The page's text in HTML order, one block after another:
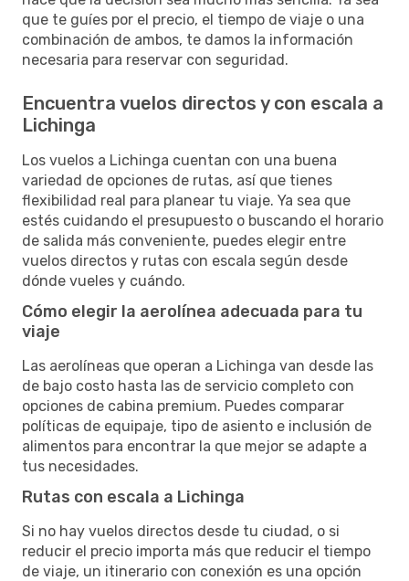
que te guíes por el precio, el tiempo de viaje o una
combinación de ambos, te damos la información
necesaria para reservar con seguridad.
Encuentra vuelos directos y con escala a
Lichinga
Los vuelos a Lichinga cuentan con una buena
variedad de opciones de rutas, así que tienes
flexibilidad real para planear tu viaje. Ya sea que
estés cuidando el presupuesto o buscando el horario
de salida más conveniente, puedes elegir entre
vuelos directos y rutas con escala según desde
dónde vueles y cuándo.
Cómo elegir la aerolínea adecuada para tu
viaje
Las aerolíneas que operan a Lichinga van desde las
de bajo costo hasta las de servicio completo con
opciones de cabina premium. Puedes comparar
políticas de equipaje, tipo de asiento e inclusión de
alimentos para encontrar la que mejor se adapte a
tus necesidades.
Rutas con escala a Lichinga
Si no hay vuelos directos desde tu ciudad, o si
reducir el precio importa más que reducir el tiempo
de viaje, un itinerario con conexión es una opción